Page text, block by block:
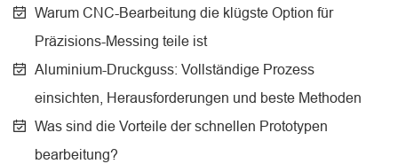
Warum CNC-Bearbeitung die klügste Option für
Präzisions-Messing teile ist
Aluminium-Druckguss: Vollständige Prozess
einsichten, Herausforderungen und beste Methoden
Was sind die Vorteile der schnellen Prototypen
bearbeitung?